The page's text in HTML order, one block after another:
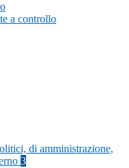
a controllo
di amministrazione,
3